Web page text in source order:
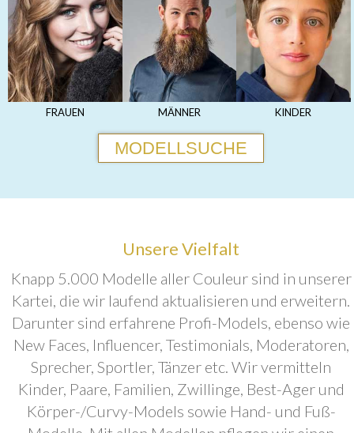
FRAUEN MÄNNER KINDER
MODELLSUCHE
Unsere Vielfalt
Knapp 5.000 Modelle aller Couleur sind in unserer
Kartei, die wir laufend aktualisieren und erweitern.
Darunter sind erfahrene Profi-Models, ebenso wie
New Faces, Influencer, Testimonials, Moderatoren,
Sprecher, Sportler, Tänzer etc. Wir vermitteln
Kinder, Paare, Familien, Zwillinge, Best-Ager und
Körper-/Curvy-Models sowie Hand- und Fuß-